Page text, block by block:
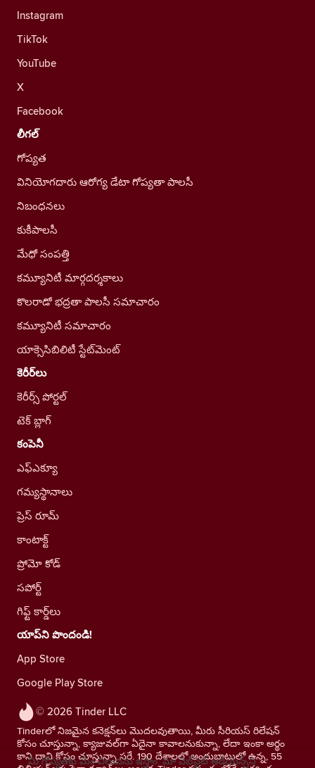
© 2026 Tinder LLC
Tinderలో నిజమైన కనెక్షన్‌లు మొదలవుతాయి, మీరు సీరియస్ రిలేషన్
కోసం చూస్తున్నా, క్యాజువల్‌గా ఏదైనా కావాలనుకున్నా, లేదా ఇంకా అర్థం
కాని దాని కోసం చూస్తున్నా సరే. 190 దేశాలలో అందుబాటులో ఉన్న, 55
Instagram
TikTok
YouTube
X
Facebook
లీగల్
గోప్యత
వినియోగదారు ఆరోగ్య డేటా గోప్యతా పాలసీ
నిబంధనలు
కుకీపాలసీ
మేధో సంపత్తి
కమ్యూనిటీ మార్గదర్శకాలు
కొలరాడో భద్రతా పాలసీ సమాచారం
కమ్యూనిటీ సమాచారం
యాక్సెసిబిలిటీ స్టేట్‌మెంట్
కెరీర్‌లు
కెరీర్స్ పోర్టల్
టెక్ బ్లాగ్
కంపెనీ
ఎఫ్ఎక్యూ
గమ్యస్థానాలు
ప్రెస్ రూమ్
కాంటాక్ట్
ప్రోమో కోడ్
సపోర్ట్
గిఫ్ట్ కార్డ్‌లు
యాప్‌ని పొందండి!
App Store
Google Play Store
మీ గోప్యతకు మేం విలువను ఇస్తాం. మా వెబ్‌సైట్ ఆడియెన్స్‌ని